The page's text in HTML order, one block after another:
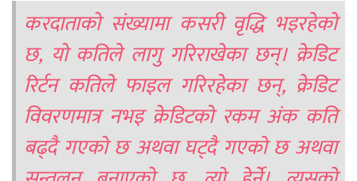
करदाताको संख्यामा कसरी वृद्धि भइरहेको
छ, यो कतिले लागु गरिराखेका छन्। क्रेडिट
रिर्टन कतिले फाइल गरिरहेका छन्, क्रेडिट
विवरणमात्र नभइ क्रेडिटको रकम अंक कति
बढ्दै गएको छ अथवा घट्दै गएको छ अथवा